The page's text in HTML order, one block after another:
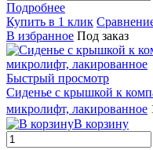
Подробнее
Купить в 1 клик
В избранное Под заказ
Быстрый просмотр
Сиденье с крышкой к
микролифт, лакированное
В корзину